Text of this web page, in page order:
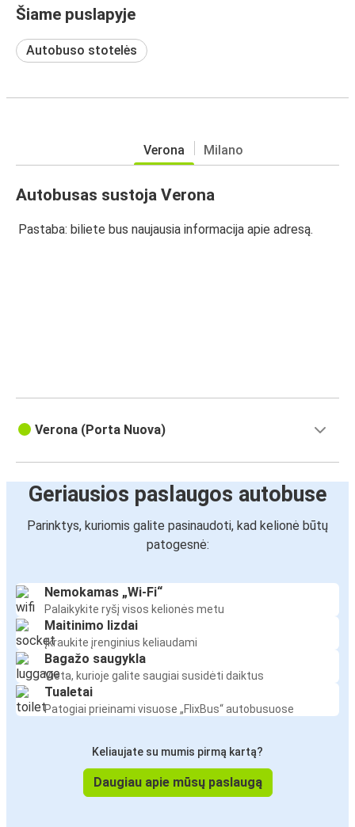
Šiame puslapyje
Autobuso stotelės
Verona Milano
Autobusas sustoja Verona
Pastaba: biliete bus naujausia informacija apie adresą.
Verona (Porta Nuova)
Geriausios paslaugos autobuse
Parinktys, kuriomis galite pasinaudoti, kad kelionė būtų
patogesnė:
Nemokamas „Wi-Fi“
Palaikykite ryšį visos kelionės metu
Maitinimo lizdai
Įkraukite įrenginius keliaudami
Bagažo saugykla
Vieta, kurioje galite saugiai susidėti daiktus
Tualetai
Patogiai prieinami visuose „FlixBus“ autobusuose
Keliaujate su mumis pirmą kartą?
Daugiau apie mūsų paslaugą